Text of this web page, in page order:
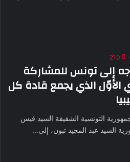
210
إلى تونس للمشاركة
الأوّل الذي يجمع قادة كل
التونسية الشقيقة السيد قيس
السيد عبد المجيد تبون، إلى…